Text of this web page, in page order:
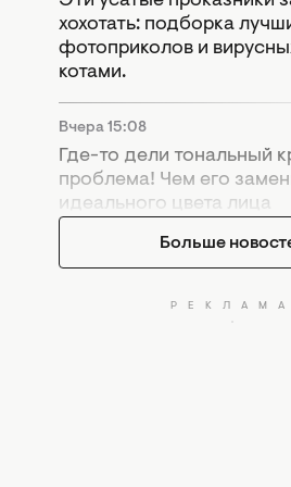
хохотать: подборка
фотоприколов и
котами.
Вчера 15:08
Где-то дели тональный
проблема! Чем его
идеального цвета лица
Больше